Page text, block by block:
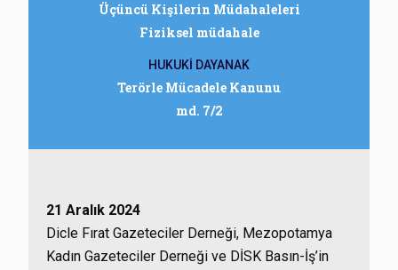
Üçüncü Kişilerin Müdahaleleri
Fiziksel müdahale
HUKUKİ DAYANAK
Terörle Mücadele Kanunu
md. 7/2
21 Aralık 2024
Dicle Fırat Gazeteciler Derneği, Mezopotamya
Kadın Gazeteciler Derneği ve DİSK Basın-İş’in